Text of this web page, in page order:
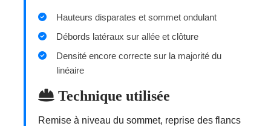
Hauteurs disparates et sommet ondulant
Débords latéraux sur allée et clôture
Densité encore correcte sur la majorité du
linéaire
Technique utilisée
Remise à niveau du sommet, reprise des flancs